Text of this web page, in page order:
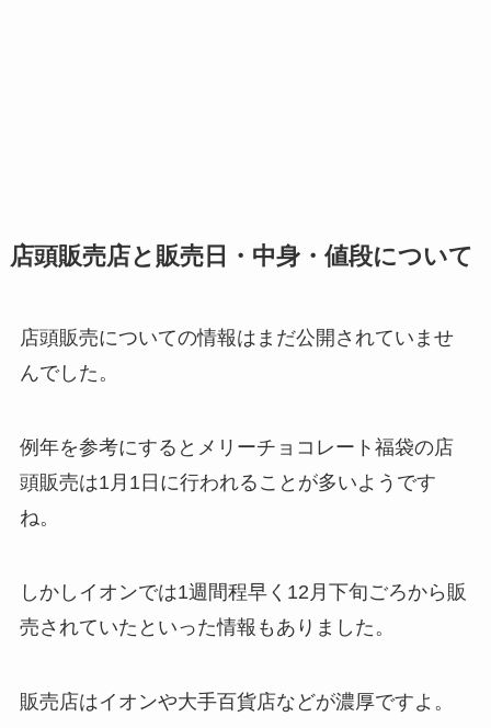
店頭販売店と販売日・中身・値段について
店頭販売についての情報はまだ公開されていませ
んでした。
例年を参考にするとメリーチョコレート福袋の店
頭販売は1月1日に行われることが多いようです
ね。
しかしイオンでは1週間程早く12月下旬ごろから販
売されていたといった情報もありました。
販売店はイオンや大手百貨店などが濃厚ですよ。